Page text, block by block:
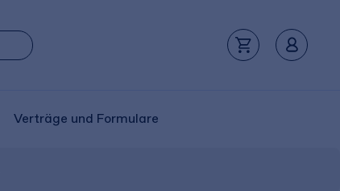
Verträge und Formulare